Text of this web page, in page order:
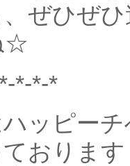
ぜひぜ
☆
*-*-*
ッピー
おります